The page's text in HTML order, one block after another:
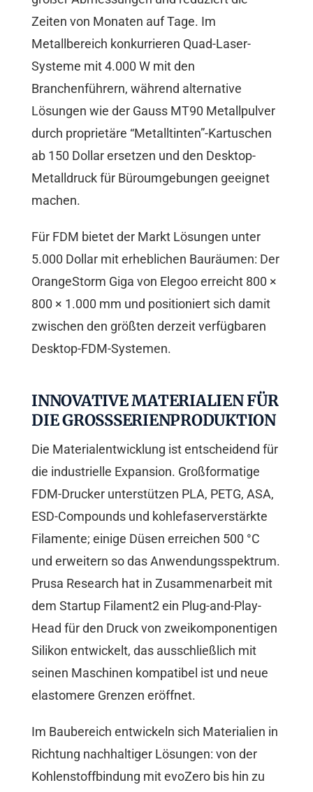
Zeiten von Monaten auf Tage. Im
Metallbereich konkurrieren Quad-Laser-
Systeme mit 4.000 W mit den
Branchenführern, während alternative
Lösungen wie der Gauss MT90 Metallpulver
durch proprietäre “Metalltinten”-Kartuschen
ab 150 Dollar ersetzen und den Desktop-
Metalldruck für Büroumgebungen geeignet
machen.
Für FDM bietet der Markt Lösungen unter
5.000 Dollar mit erheblichen Bauräumen: Der
OrangeStorm Giga von Elegoo erreicht 800 ×
800 × 1.000 mm und positioniert sich damit
zwischen den größten derzeit verfügbaren
Desktop-FDM-Systemen.
INNOVATIVE MATERIALIEN FÜR
DIE GROSSSERIENPRODUKTION
Die Materialentwicklung ist entscheidend für
die industrielle Expansion. Großformatige
FDM-Drucker unterstützen PLA, PETG, ASA,
ESD-Compounds und kohlefaserverstärkte
Filamente; einige Düsen erreichen 500 °C
und erweitern so das Anwendungsspektrum.
Prusa Research hat in Zusammenarbeit mit
dem Startup Filament2 ein Plug-and-Play-
Head für den Druck von zweikomponentigen
Silikon entwickelt, das ausschließlich mit
seinen Maschinen kompatibel ist und neue
elastomere Grenzen eröffnet.
Im Baubereich entwickeln sich Materialien in
Richtung nachhaltiger Lösungen: von der
Kohlenstoffbindung mit evoZero bis hin zu